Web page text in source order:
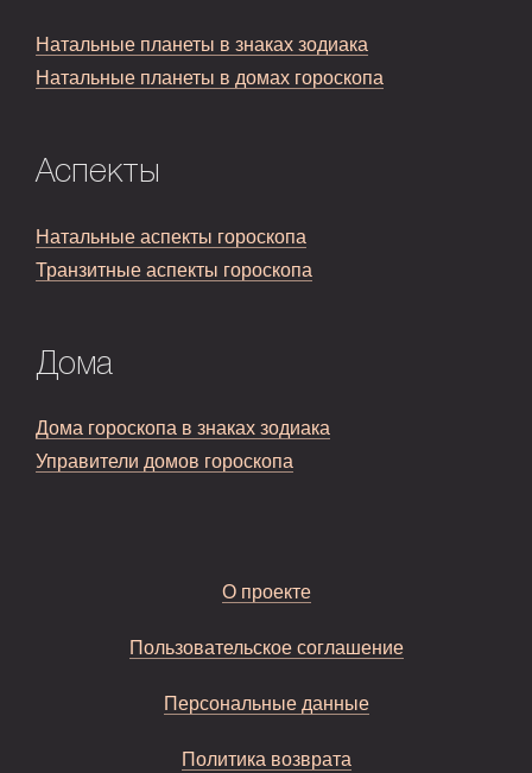
Натальные планеты в знаках зодиака
Натальные планеты в домах гороскопа
Аспекты
Натальные аспекты гороскопа
Транзитные аспекты гороскопа
Дома
Дома гороскопа в знаках зодиака
Управители домов гороскопа
О проекте
Пользовательское соглашение
Персональные данные
Политика возврата